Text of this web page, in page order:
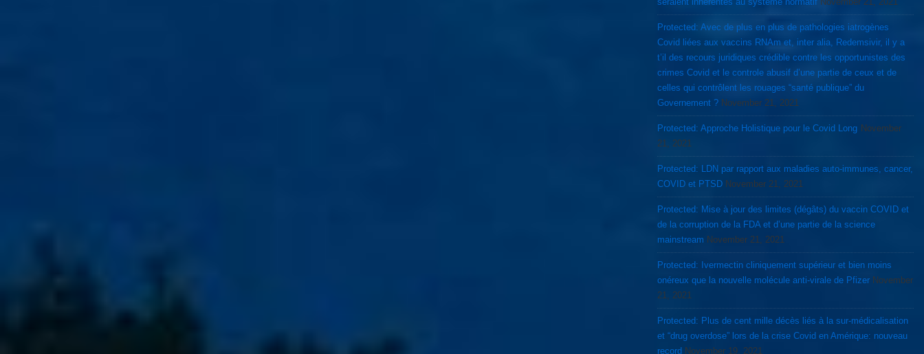
Protected: Avec de plus en plus de pathologies iatrogènes
Covid liées aux vaccins RNAm et, inter alia, Redemsivir, il y a
t’il des recours juridiques crédible contre les opportunistes des
crimes Covid et le controle abusif d’une partie de ceux et de
celles qui contrôlent les rouages “santé publique” du
Governement ? November 21, 2021
Protected: Approche Holistique pour le Covid Long November
21, 2021
Protected: LDN par rapport aux maladies auto-immunes, cancer,
COVID et PTSD November 21, 2021
Protected: Mise à jour des limites (dégâts) du vaccin COVID et
de la corruption de la FDA et d’une partie de la science
mainstream November 21, 2021
Protected: Ivermectin cliniquement supérieur et bien moins
onéreux que la nouvelle molécule anti-virale de Pfizer November
21, 2021
Protected: Plus de cent mille décès liés à la sur-médicalisation
et “drug overdose” lors de la crise Covid en Amérique: nouveau
record November 19, 2021